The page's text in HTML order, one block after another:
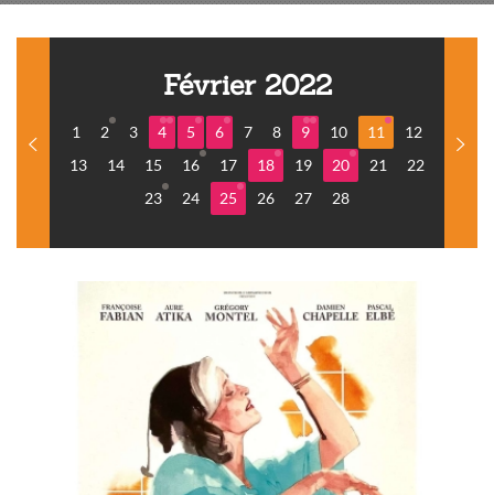
Février 2022
1 2 3 4 5 6 7 8 9 10 11
12
13
14 15 16 17 18 19 20 21
22
23
24 25 26 27 28